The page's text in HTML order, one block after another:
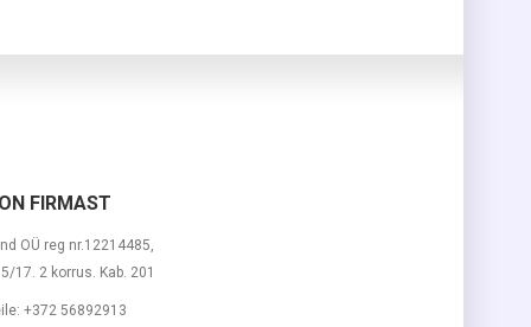
FIRMAST
OÜ reg nr.12214485,
17. 2 korrus. Kab. 201
+372 56892913